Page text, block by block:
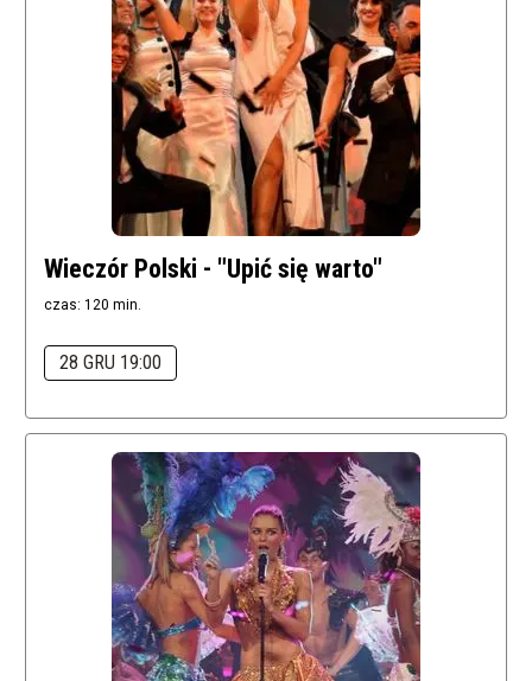
Wieczór Polski - "Upić się warto"
czas: 120 min.
28 GRU 19:00